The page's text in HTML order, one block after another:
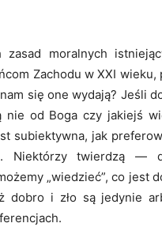
moralnych
Zachodu w XXI
się one wydają? Jeśli
nie od Boga czy jakiejś
subiektywna, jak
Niektórzy twierdzą —
„wiedzieć”, co jest
i zło są jedynie